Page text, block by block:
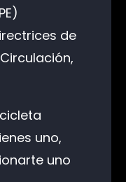
de
uno,
uno